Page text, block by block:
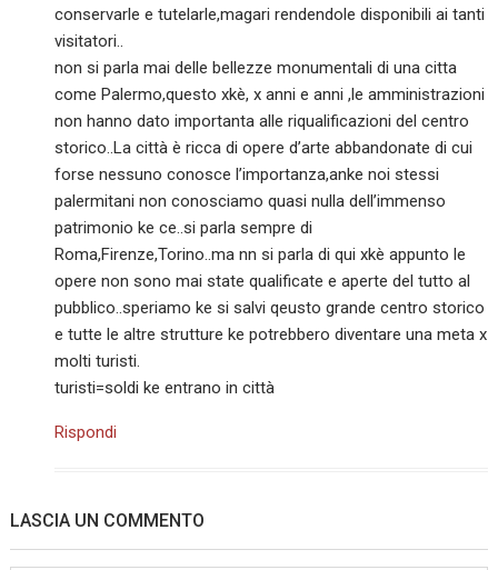
conservarle e tutelarle,magari rendendole disponibili ai tanti
visitatori..
non si parla mai delle bellezze monumentali di una citta
come Palermo,questo xkè, x anni e anni ,le amministrazioni
non hanno dato importanta alle riqualificazioni del centro
storico..La città è ricca di opere d’arte abbandonate di cui
forse nessuno conosce l’importanza,anke noi stessi
palermitani non conosciamo quasi nulla dell’immenso
patrimonio ke ce..si parla sempre di
Roma,Firenze,Torino..ma nn si parla di qui xkè appunto le
opere non sono mai state qualificate e aperte del tutto al
pubblico..speriamo ke si salvi qeusto grande centro storico
e tutte le altre strutture ke potrebbero diventare una meta x
molti turisti.
turisti=soldi ke entrano in città
Rispondi
LASCIA UN COMMENTO